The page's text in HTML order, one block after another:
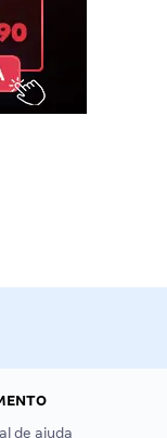
de ajuda